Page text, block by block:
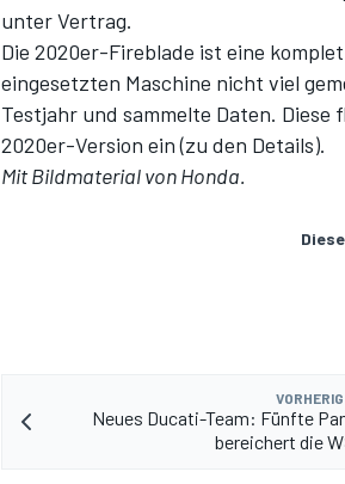
unter Vertrag.
Die 2020er-Fireblade ist eine
eingesetzten Maschine nicht viel
Testjahr und sammelte Daten.
2020er-Version ein (zu den Details).
Mit Bildmaterial von Honda.
Neues Ducati-Team: Fünfte
bereichert die